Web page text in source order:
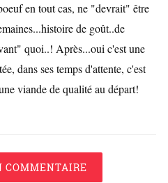
en tout cas, ne "devrait" être
de goût..de
quoi..! Après...oui c'est une
dans ses temps d'attente, c'est
viande de qualité au départ!
COMMENTAIRE